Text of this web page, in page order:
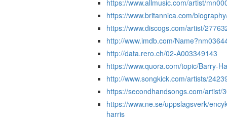
https://www.allmusic.com/artist/
https://www.britannica.com/
https://www.discogs.com/artist/
http://www.imdb.com/
http://data.rero.ch/02-A003349143
https://www.quora.com/topic/Barry-
http://www.songkick.com/artists/
https://secondhandsongs.com/artist/
https://www.ne.se/uppslagsverk/
harris